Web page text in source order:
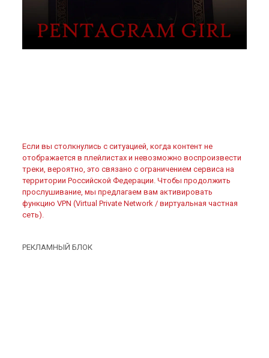
Если вы столкнулись с ситуацией, когда контент не
отображается в плейлистах и невозможно воспроизвести
треки, вероятно, это связано с ограничением сервиса на
территории Российской Федерации. Чтобы продолжить
прослушивание, мы предлагаем вам активировать
функцию VPN (Virtual Private Network / виртуальная частная
сеть).
РЕКЛАМНЫЙ БЛОК